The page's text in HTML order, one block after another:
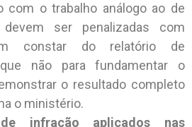
com o trabalho análogo ao de
ser penalizadas com
constar do relatório de
não para fundamentar o
o resultado completo
o ministério.
infração aplicados nas